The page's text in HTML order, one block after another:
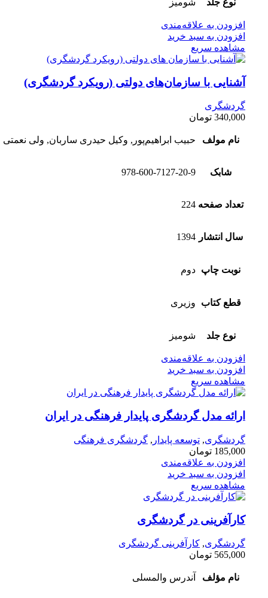
نوع جلد شومیز
افزودن به علاقه‌مندی
افزودن به سبد خرید
مشاهده سریع
آشنایی با سازمان‌های دولتی (رویکرد گردشگری)
گردشگری
340,000 تومان
نام مولف حبیب ابراهیم‌پور, وکیل حیدری ساربان, ولی نعمتی
شابک 978-600-7127-20-9
تعداد صفحه 224
سال انتشار 1394
نوبت چاپ دوم
قطع کتاب وزیری
نوع جلد شومیز
افزودن به علاقه‌مندی
افزودن به سبد خرید
مشاهده سریع
ارائه مدل گردشگری پایدار فرهنگی در ایران
گردشگری, توسعه پایدار , گردشگری فرهنگی
185,000 تومان
افزودن به علاقه‌مندی
افزودن به سبد خرید
مشاهده سریع
کارآفرینی در گردشگری
گردشگری, کارآفرینی گردشگری
565,000 تومان
نام مؤلف آندرس والمسلی